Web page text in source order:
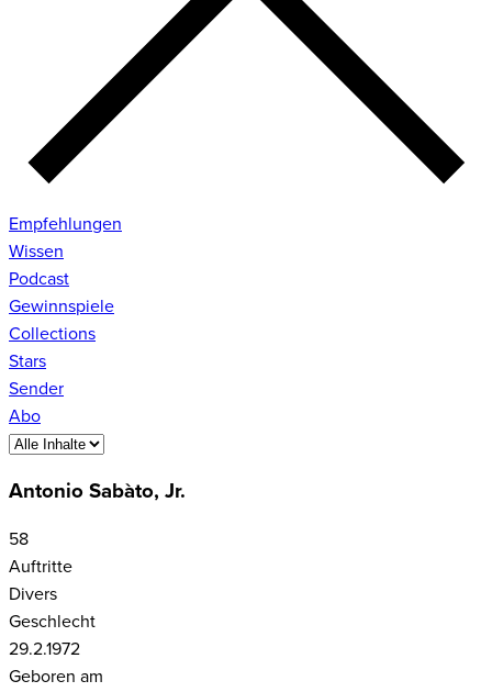
Empfehlungen
Wissen
Podcast
Gewinnspiele
Collections
Stars
Sender
Abo
Antonio Sabàto, Jr.
58
Auftritte
Divers
Geschlecht
29.2.1972
Geboren am